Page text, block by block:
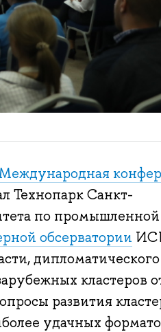
Технопарк Санкт-
по промышленной
обсерватории
дипломатического
кластеров
развития
удачных